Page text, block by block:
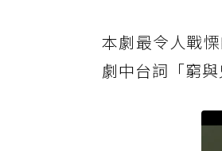
本劇最令人戰
劇中台詞「窮